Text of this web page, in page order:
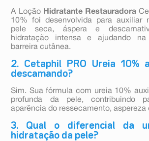
A Loção Hidratante Restauradora
10% foi desenvolvida para auxiliar
pele seca, áspera e
hidratação intensa e ajudando na
barreira cutânea.
2. Cetaphil PRO Ureia 10%
descamando?
Sim. Sua fórmula com ureia 10%
profunda da pele, contribuindo
aparência do ressecamento, aspereza
3. Qual o diferencial da
hidratação da pele?